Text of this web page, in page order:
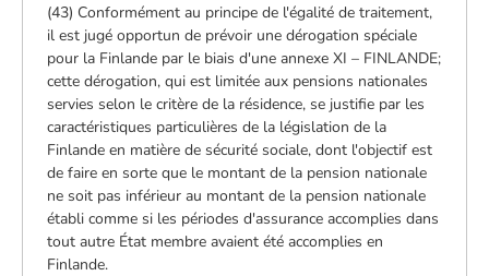
(43) Conformément au principe de l'égalité de traitement,
il est jugé opportun de prévoir une dérogation spéciale
pour la Finlande par le biais d'une annexe XI – FINLANDE;
cette dérogation, qui est limitée aux pensions nationales
servies selon le critère de la résidence, se justifie par les
caractéristiques particulières de la législation de la
Finlande en matière de sécurité sociale, dont l'objectif est
de faire en sorte que le montant de la pension nationale
ne soit pas inférieur au montant de la pension nationale
établi comme si les périodes d'assurance accomplies dans
tout autre État membre avaient été accomplies en
Finlande.